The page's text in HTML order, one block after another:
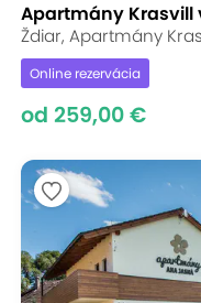
Apartmány Krasvill
Ždiar, Apartmány
Online rezervácia
od 259,00 €